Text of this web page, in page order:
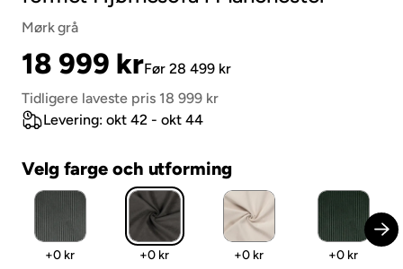
Mørk grå
Pris
18 999 kr
Original
Pris
Før 28 499 kr
Tidligere laveste pris 18 999 kr
Levering: okt 42 - okt 44
Velg farge och utforming
Pris
+0 kr Pris
+0 kr Pris
+0 kr Pris
+0 kr